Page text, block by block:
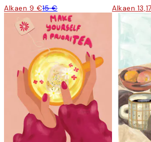
Alkaen 9 €15 € Alkaen